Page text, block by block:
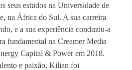
seus estudos na Universidade de
na África do Sul. A sua carreira
e a sua experiência conduziu-a
fundamental na Creamer Media
Capital & Power em 2018.
e paixão, Kilian foi